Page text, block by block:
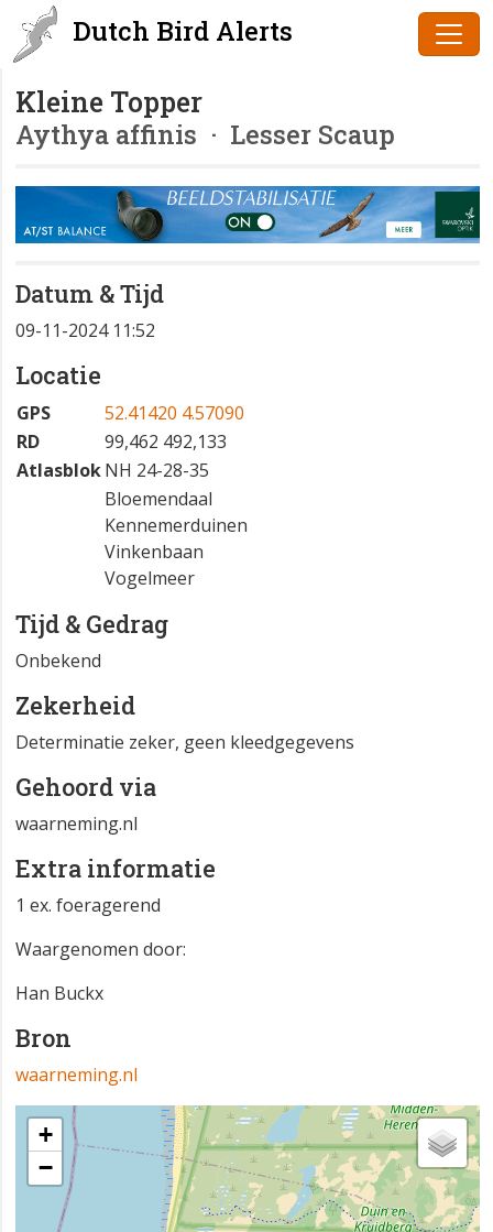
Dutch Bird Alerts
Kleine Topper
Aythya affinis · Lesser Scaup
Datum & Tijd
09-11-2024 11:52
Locatie
GPS
52.41420 4.57090
RD
99,462 492,133
AtlasblokNH 24-28-35
Bloemendaal
Kennemerduinen
Vinkenbaan
Vogelmeer
Tijd & Gedrag
Onbekend
Zekerheid
Determinatie zeker, geen kleedgegevens
Gehoord via
waarneming.nl
Extra informatie
1 ex. foeragerend
Waargenomen door:
Han Buckx
Bron
waarneming.nl
+
−